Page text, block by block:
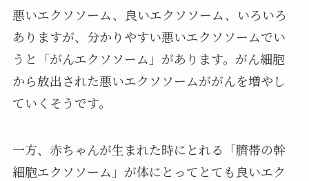
悪いエクソソーム、良いエクソソーム、いろいろ
ありますが、分かりやすい悪いエクソソームでい
うと「がんエクソソーム」があります。がん細胞
から放出された悪いエクソソームががんを増やし
ていくそうです。
一方、赤ちゃんが生まれた時にとれる「臍帯の幹
細胞エクソソーム」が体にとってとても良いエク